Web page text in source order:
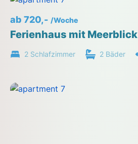
ab 720,- /Woche
Ferienhaus mit Meerblick
2 Schlafzimmer 2 Bäder